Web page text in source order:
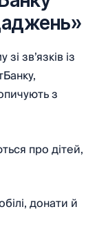
зв’язків із
з
про дітей,
донати й